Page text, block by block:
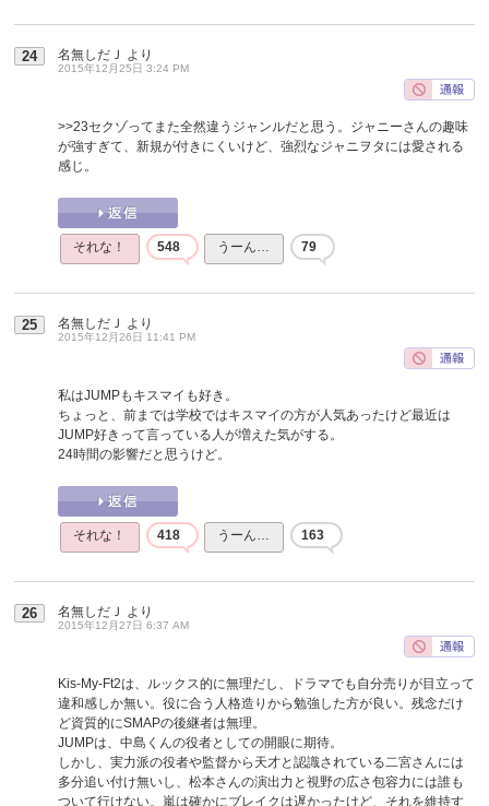
24 名無しだＪ より
2015年12月25日 3:24 PM
>>23セクゾってまた全然違うジャンルだと思う。ジャニーさんの趣味
が強すぎて、新規が付きにくいけど、強烈なジャニヲタには愛される
感じ。
それな！ 548 うーん… 79
25 名無しだＪ より
2015年12月26日 11:41 PM
私はJUMPもキスマイも好き。
ちょっと、前までは学校ではキスマイの方が人気あったけど最近は
JUMP好きって言っている人が増えた気がする。
24時間の影響だと思うけど。
それな！ 418 うーん… 163
26 名無しだＪ より
2015年12月27日 6:37 AM
Kis-My-Ft2は、ルックス的に無理だし、ドラマでも自分売りが目立って
違和感しか無い。役に合う人格造りから勉強した方が良い。残念だけ
ど資質的にSMAPの後継者は無理。
JUMPは、中島くんの役者としての開眼に期待。
しかし、実力派の役者や監督から天才と認識されている二宮さんには
多分追い付け無いし、松本さんの演出力と視野の広さ包容力には誰も
ついて行けない。嵐は確かにブレイクは遅かったけど、それを維持す